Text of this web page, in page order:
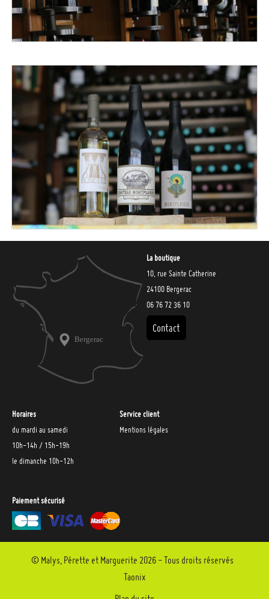
La boutique
10, rue Sainte Catherine
24100 Bergerac
06 76 72 36 10
Contact
Horaires
du mardi au samedi
10h-14h / 15h-19h
le dimanche 10h-12h
Service client
Mentions légales
Paiement sécurisé
© Malys, Pérette et Marguerite 2026 - Tous droits réservés
Taonix